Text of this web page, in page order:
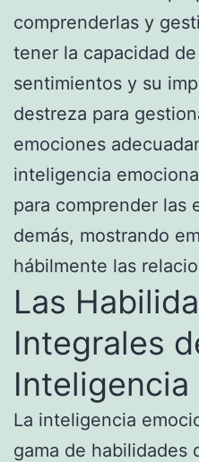
comprenderlas y
tener la capacidad
sentimientos y su
destreza para
emociones
inteligencia
para comprender las
demás, mostrando
hábilmente las
Las
Integrales
Inteligencia
La inteligencia
gama de habilidades